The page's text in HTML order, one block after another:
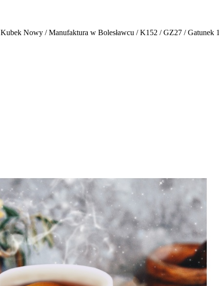
Kubek Nowy / Manufaktura w Bolesławcu / K152 / GZ27 / Gatunek 1